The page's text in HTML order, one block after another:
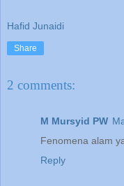
Hafid Junaidi
Share
2 comments:
M Mursyid PW
Fenomena alam
Reply